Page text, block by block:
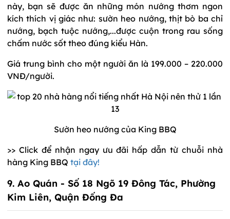
này, bạn sẽ được ăn những món nướng thơm ngon
kích thích vị giác như: sườn heo nướng, thịt bò ba chỉ
nướng, bạch tuộc nướng,...được cuộn trong rau sống
chấm nước sốt theo đúng kiểu Hàn.
Giá trung bình cho một người ăn là 199.000 – 220.000
VNĐ/người.
Sườn heo nướng của King BBQ
>> Click để nhận ngay ưu đãi hấp dẫn từ chuỗi nhà
hàng King BBQ tại đây!
9. Ao Quán - Số 18 Ngõ 19 Đông Tác, Phường
Kim Liên, Quận Đống Đa